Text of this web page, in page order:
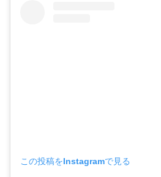
この投稿をInstagramで見る